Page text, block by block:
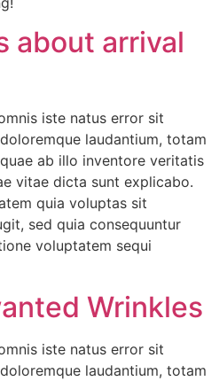
about arrival
iste natus error sit
laudantium, totam
ab illo inventore veritatis
vitae dicta sunt explicabo.
quia voluptas sit
sed quia consequuntur
voluptatem sequi
Wrinkles
iste natus error sit
laudantium, totam